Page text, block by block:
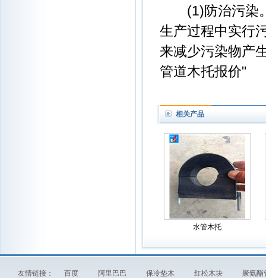
(1)防治污染。
生产过程中实行
来减少污染物产
管道木托报价"
相关产品
水管木托
友情链接： 百度 阿里巴巴 保冷垫木 红松木块 聚氨